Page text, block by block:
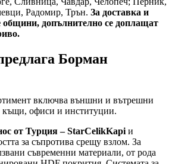
Радомир, Трън. За доставка и
допълнително се доплащат
Борман
включва външни и вътрешни
къщи, офиси и институции.
от Турция – StarCelikKapi и
за съпротива срещу взлом. За
съвременни материали, от рода